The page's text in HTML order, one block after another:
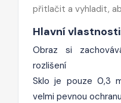
přitlačit a vyhladit,
Hlavní
Obraz si
rozlišení
Sklo je pouze 0,3
velmi pevnou ochranu